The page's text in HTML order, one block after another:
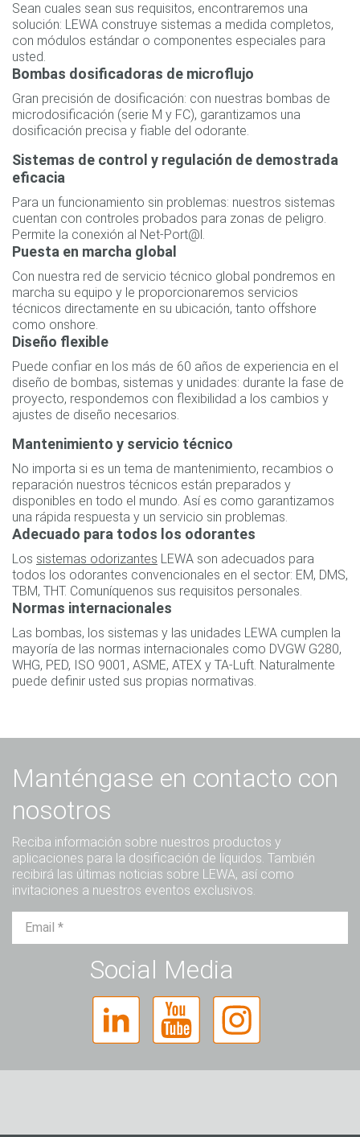
Sean cuales sean sus requisitos, encontraremos una
solución: LEWA construye sistemas a medida completos,
con módulos estándar o componentes especiales para
usted.
Bombas dosificadoras de microflujo
Gran precisión de dosificación: con nuestras bombas de
microdosificación (serie M y FC), garantizamos una
dosificación precisa y fiable del odorante.
Sistemas de control y regulación de demostrada
eficacia
Para un funcionamiento sin problemas: nuestros sistemas
cuentan con controles probados para zonas de peligro.
Permite la conexión al Net-Port@l.
Puesta en marcha global
Con nuestra red de servicio técnico global pondremos en
marcha su equipo y le proporcionaremos servicios
técnicos directamente en su ubicación, tanto offshore
como onshore.
Diseño flexible
Puede confiar en los más de 60 años de experiencia en el
diseño de bombas, sistemas y unidades: durante la fase de
proyecto, respondemos con flexibilidad a los cambios y
ajustes de diseño necesarios.
Mantenimiento y servicio técnico
No importa si es un tema de mantenimiento, recambios o
reparación nuestros técnicos están preparados y
disponibles en todo el mundo. Así es como garantizamos
una rápida respuesta y un servicio sin problemas.
Adecuado para todos los odorantes
Los sistemas odorizantes LEWA son adecuados para
todos los odorantes convencionales en el sector: EM, DMS,
TBM, THT. Comuníquenos sus requisitos personales.
Normas internacionales
Las bombas, los sistemas y las unidades LEWA cumplen la
mayoría de las normas internacionales como DVGW G280,
WHG, PED, ISO 9001, ASME, ATEX y TA-Luft. Naturalmente
puede definir usted sus propias normativas.
Manténgase en contacto con
nosotros
Reciba información sobre nuestros productos y
aplicaciones para la dosificación de líquidos. También
recibirá las últimas noticias sobre LEWA, así como
invitaciones a nuestros eventos exclusivos.
Sra. Diverso
Social Media